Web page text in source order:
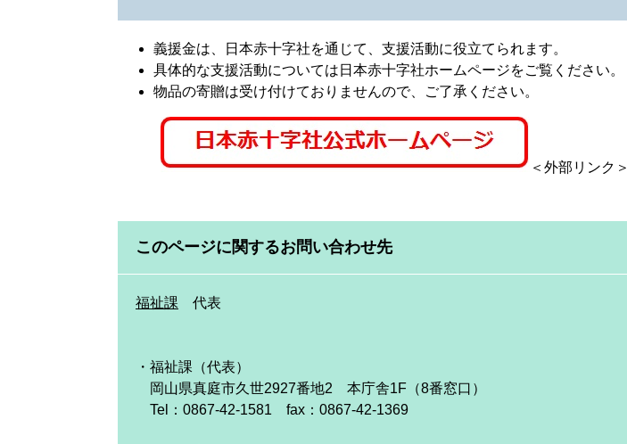
義援金は、日本赤十字社を通じて、支援活動に役立てられます。
具体的な支援活動については日本赤十字社ホームページをご覧ください。
物品の寄贈は受け付けておりませんので、ご了承ください。
＜外部リンク＞
このページに関するお問い合わせ先
福祉課 代表
・福祉課（代表）
岡山県真庭市久世2927番地2 本庁舎1F（8番窓口）
Tel：0867-42-1581 fax：0867-42-1369